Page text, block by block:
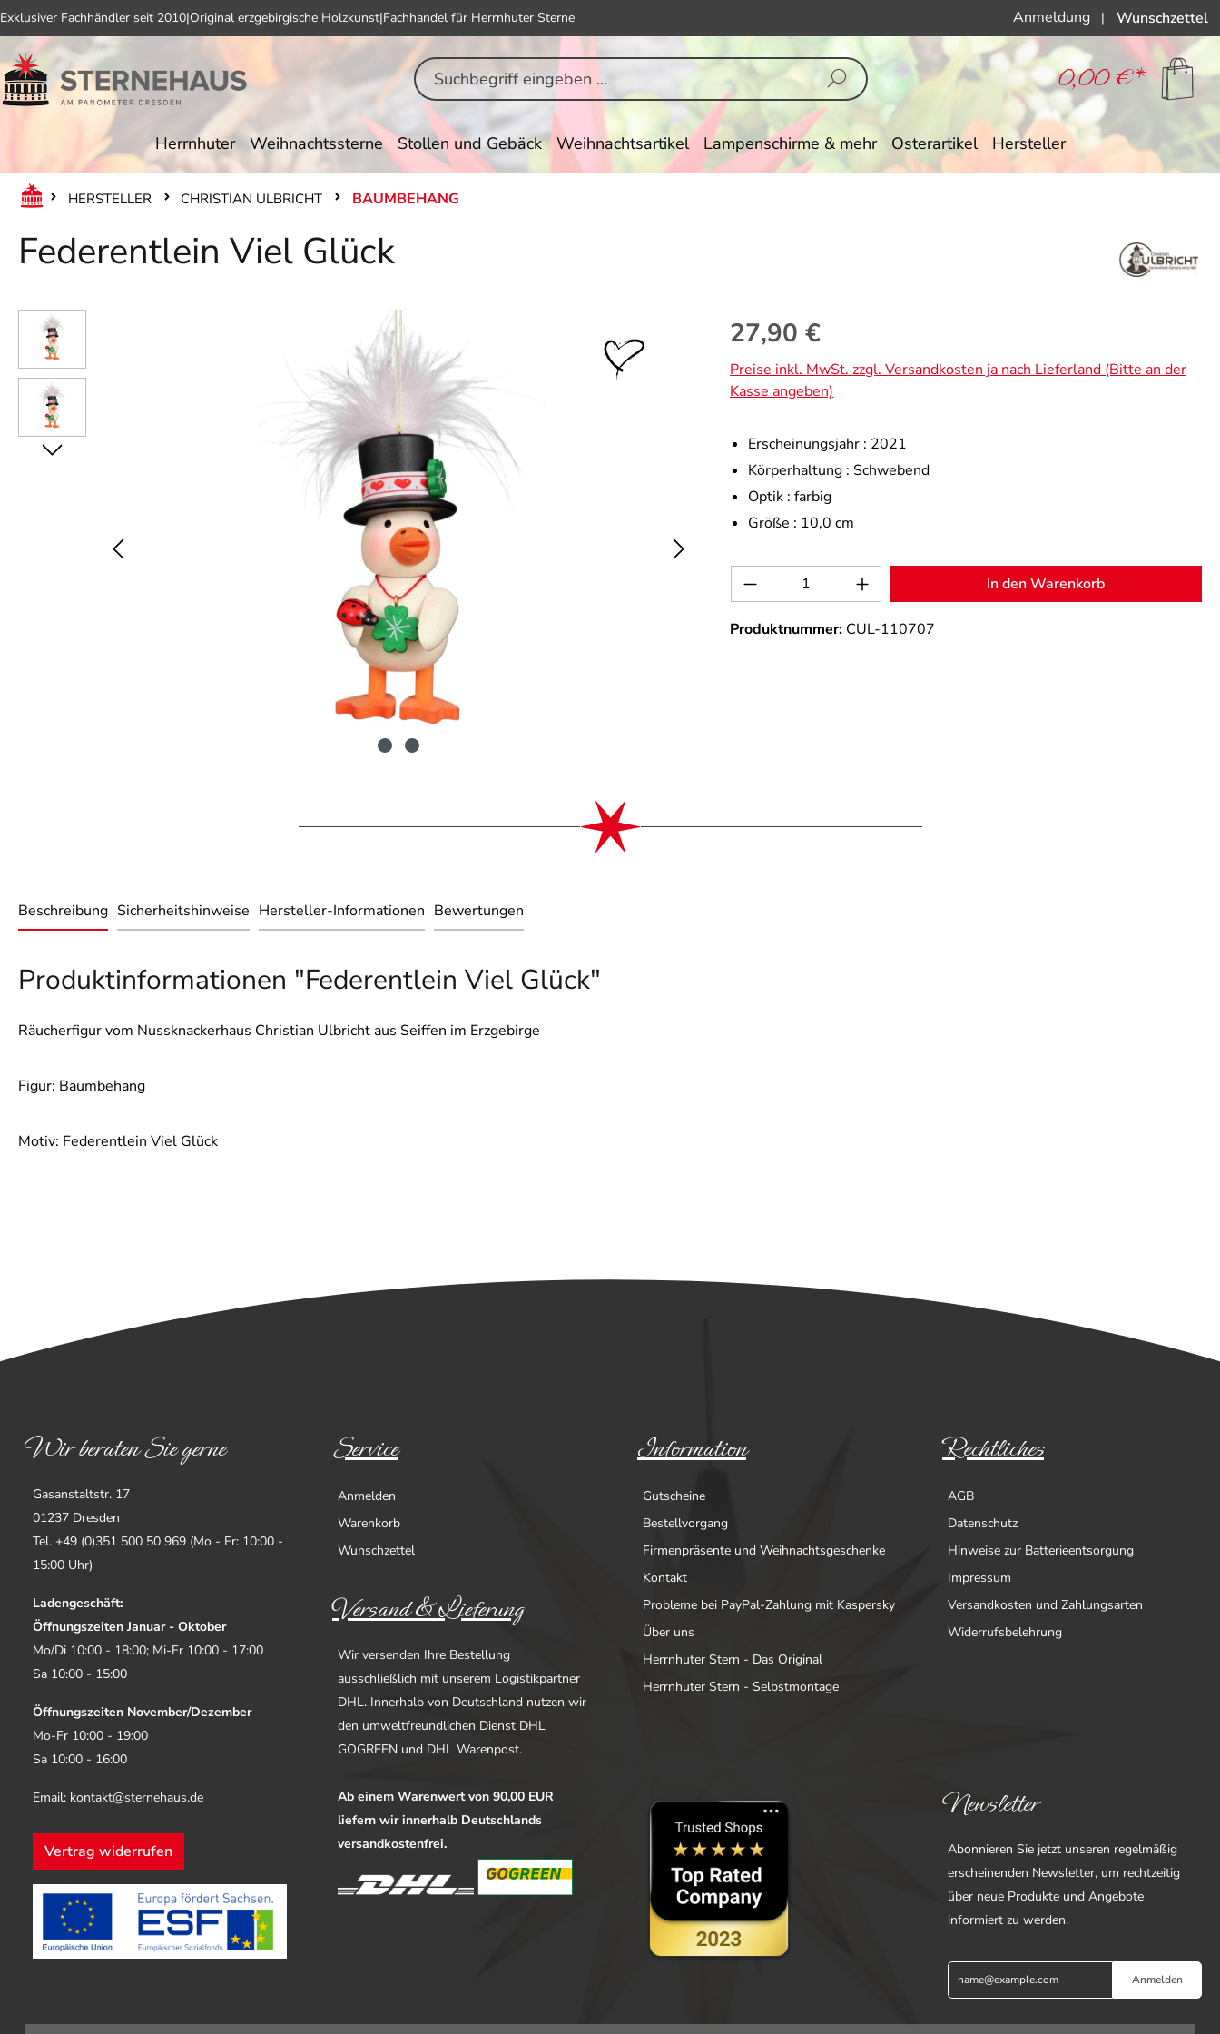
Hauptinhalt springen
Zur Suche springen
Zur Hauptnavigation springen
Exklusiver Fachhändler seit 2010|Original erzgebirgische Holzkunst|Fachhandel für Herrnhuter Sterne Anmeldung | Wunschzettel
0,00 €*
Herrnhuter Weihnachtssterne Stollen und Gebäck Weihnachtsartikel Lampenschirme & mehr Osterartikel Hersteller
HERSTELLER CHRISTIAN ULBRICHT BAUMBEHANG
Federentlein Viel Glück
Bildergalerie überspringen Regulärer Preis:
27,90 €
Preise inkl. MwSt. zzgl. Versandkosten ja nach Lieferland (Bitte an der
Kasse angeben)
Erscheinungsjahr : 2021
Körperhaltung : Schwebend
Optik : farbig
Größe : 10,0 cm
Produkt Anzahl: Gib den gewünschten Wert ein
In den Warenkorb
Produktnummer: CUL-110707
Beschreibung Sicherheitshinweise Hersteller-Informationen Bewertungen
Produktinformationen "Federentlein Viel Glück"
Räucherfigur vom Nussknackerhaus Christian Ulbricht aus Seiffen im Erzgebirge
Figur: Baumbehang
Motiv: Federentlein Viel Glück
Wir beraten Sie gerne
Gasanstaltstr. 17
01237 Dresden
Tel. +49 (0)351 500 50 969 (Mo - Fr: 10:00 -
15:00 Uhr)
Ladengeschäft:
Öffnungszeiten Januar - Oktober
Mo/Di 10:00 - 18:00; Mi-Fr 10:00 - 17:00
Sa 10:00 - 15:00
Öffnungszeiten November/Dezember
Mo-Fr 10:00 - 19:00
Sa 10:00 - 16:00
Email: kontakt@sternehaus.de
Vertrag widerrufen
Service
Anmelden
Warenkorb
Wunschzettel
Information
Gutscheine
Bestellvorgang
Firmenpräsente und Weihnachtsgeschenke
Kontakt
Probleme bei PayPal-Zahlung mit Kaspersky
Über uns
Herrnhuter Stern - Das Original
Herrnhuter Stern - Selbstmontage
Rechtliches
AGB
Datenschutz
Hinweise zur Batterieentsorgung
Impressum
Versandkosten und Zahlungsarten
Widerrufsbelehrung
Versand & Lieferung
Wir versenden Ihre Bestellung
ausschließlich mit unserem Logistikpartner
DHL. Innerhalb von Deutschland nutzen wir
den umweltfreundlichen Dienst DHL
GOGREEN und DHL Warenpost.
Ab einem Warenwert von 90,00 EUR
liefern wir innerhalb Deutschlands
versandkostenfrei.
Newsletter
Abonnieren Sie jetzt unseren regelmäßig
erscheinenden Newsletter, um rechtzeitig
über neue Produkte und Angebote
informiert zu werden.
Anmelden